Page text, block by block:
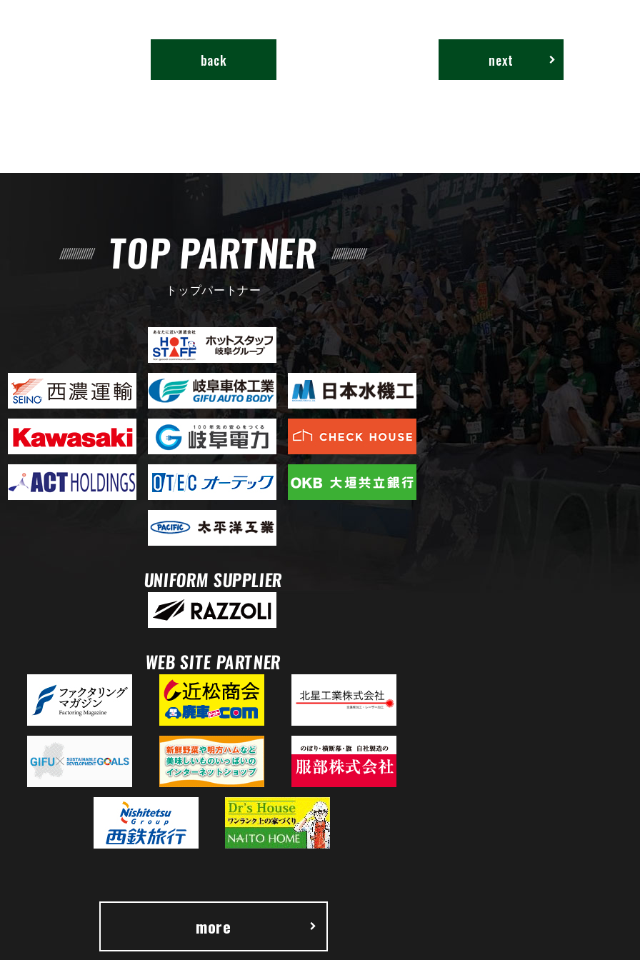
next
back
TOP PARTNER
トップパートナー
UNIFORM SUPPLIER
WEB SITE PARTNER
more